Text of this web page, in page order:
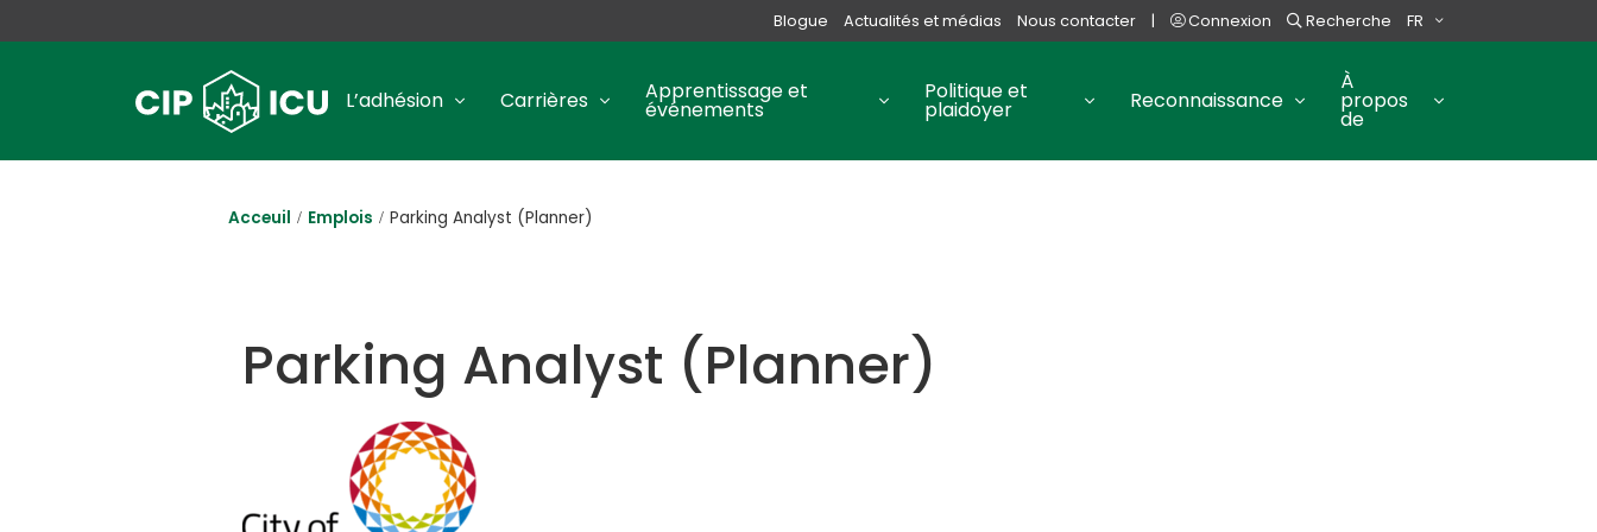
Blogue Actualités et médias Nous contacter | Connexion Recherche FR
L’adhésion Carrières Apprentissage et
événements
Politique et
plaidoyer Reconnaissance
À
propos
de
Acceuil Emplois Parking Analyst (Planner)
Parking Analyst (Planner)